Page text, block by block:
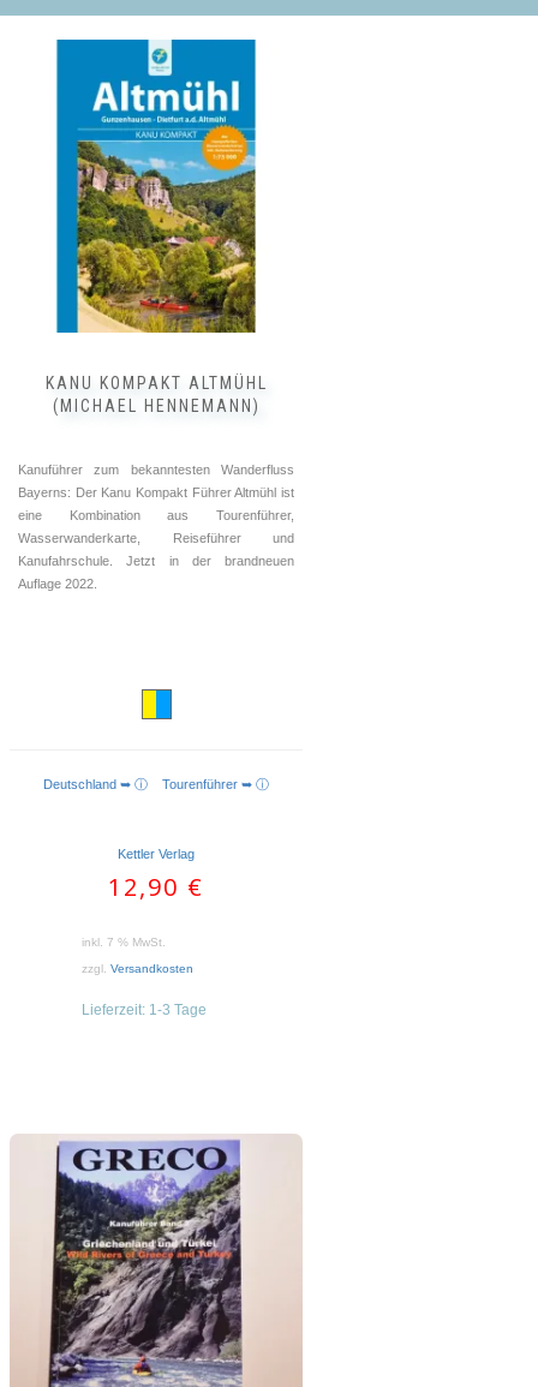
KANU KOMPAKT ALTMÜHL
(MICHAEL HENNEMANN)
Kanuführer zum bekanntesten Wanderfluss
Bayerns: Der Kanu Kompakt Führer Altmühl ist
eine Kombination aus Tourenführer,
Wasserwanderkarte, Reiseführer und
Kanufahrschule. Jetzt in der brandneuen
Auflage 2022.
WEITERLESEN
Deutschland ➥ ⓘ Tourenführer ➥ ⓘ
Kettler Verlag
12,90 €
inkl. 7 % MwSt.
zzgl. Versandkosten
Lieferzeit: 1-3 Tage